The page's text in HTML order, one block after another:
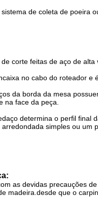
de coleta de poeira
corte feitas de aço de
no cabo do roteador e
da borda da mesa
na face da peça.
determina o perfil final
simples ou um
as devidas precauções
madeira.desde que o